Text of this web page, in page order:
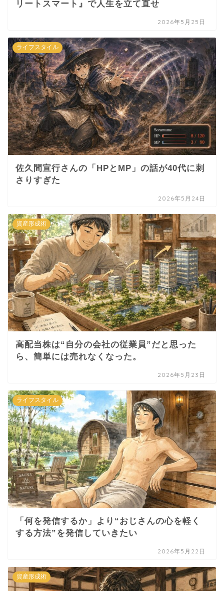
リートスマート』で人生を立て直せ
2026年5月25日
ライフスタイル
佐久間宣行さんの「HPとMP」の話が40代に刺
さりすぎた
2026年5月24日
資産形成術
高配当株は“自分の会社の従業員”だと思った
ら、簡単には売れなくなった。
2026年5月23日
ライフスタイル
「何を発信するか」より“おじさんの心を軽く
する方法”を発信していきたい
2026年5月22日
資産形成術